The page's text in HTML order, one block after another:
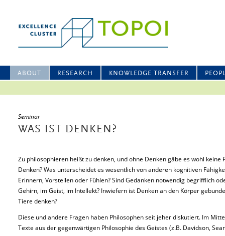
ABOUT RESEARCH KNOWLEDGE TRANSFER
Seminar
WAS IST DENKEN?
Zu philosophieren heißt zu denken, und ohne Denken gäbe es wohl keine
Denken? Was unterscheidet es wesentlich von anderen kognitiven
Erinnern, Vorstellen oder Fühlen? Sind Gedanken notwendig begrifflich
Gehirn, im Geist, im Intellekt? Inwiefern ist Denken an den Körper
Tiere denken?
Diese und andere Fragen haben Philosophen seit jeher diskutiert. Im
Texte aus der gegenwärtigen Philosophie des Geistes (z.B. Davidson,